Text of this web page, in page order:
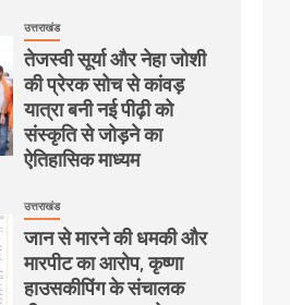
उत्तराखंड
तेजस्वी सूर्या और नेहा जोशी
की प्रेरक सोच से कांवड़
यात्रा बनी नई पीढ़ी को
संस्कृति से जोड़ने का
ऐतिहासिक माध्यम
उत्तराखंड
जान से मारने की धमकी और
मारपीट का आरोप, कृष्णा
हाउसकीपिंग के संचालक